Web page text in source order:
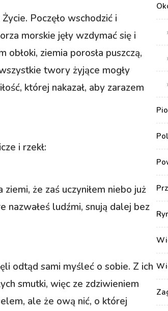
Poczęło wschodzić i
morskie jęły wzdymać się i
obłoki, ziemia porosła puszczą,
twory żyjące mogły
której nakazał, aby zarazem
i rzekł:
że zaś uczyniłem niebo już
ludźmi, snują dalej bez
odtąd sami myśleć o sobie. Z ich
smutki, więc ze zdziwieniem
ale że ową nić, o której